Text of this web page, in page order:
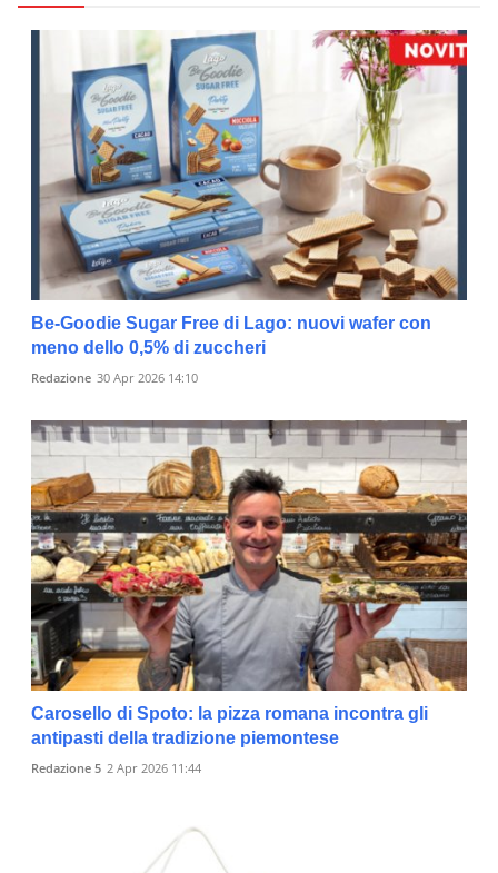
Be-Goodie Sugar Free di Lago: nuovi wafer con
meno dello 0,5% di zuccheri
Redazione 30 Apr 2026 14:10
Carosello di Spoto: la pizza romana incontra gli
antipasti della tradizione piemontese
Redazione 5 2 Apr 2026 11:44